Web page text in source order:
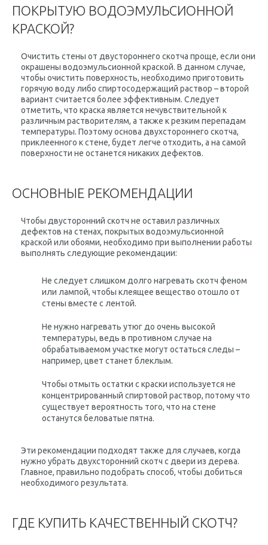
ПОКРЫТУЮ ВОДОЭМУЛЬСИОННОЙ
КРАСКОЙ?
Очистить стены от двустороннего скотча проще, если они
окрашены водоэмульсионной краской. В данном случае,
чтобы очистить поверхность, необходимо приготовить
горячую воду либо спиртосодержащий раствор – второй
вариант считается более эффективным. Следует
отметить, что краска является нечувствительной к
различным растворителям, а также к резким перепадам
температуры. Поэтому основа двухстороннего скотча,
приклеенного к стене, будет легче отходить, а на самой
поверхности не останется никаких дефектов.
ОСНОВНЫЕ РЕКОМЕНДАЦИИ
Чтобы двусторонний скотч не оставил различных
дефектов на стенах, покрытых водоэмульсионной
краской или обоями, необходимо при выполнении работы
выполнять следующие рекомендации:
Не следует слишком долго нагревать скотч феном
или лампой, чтобы клеящее вещество отошло от
стены вместе с лентой.
Не нужно нагревать утюг до очень высокой
температуры, ведь в противном случае на
обрабатываемом участке могут остаться следы –
например, цвет станет блеклым.
Чтобы отмыть остатки с краски используется не
концентрированный спиртовой раствор, потому что
существует вероятность того, что на стене
останутся беловатые пятна.
Эти рекомендации подходят также для случаев, когда
нужно убрать двухсторонний скотч с двери из дерева.
Главное, правильно подобрать способ, чтобы добиться
необходимого результата.
ГДЕ КУПИТЬ КАЧЕСТВЕННЫЙ СКОТЧ?